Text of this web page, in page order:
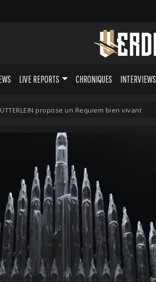
LIVE REPORTS CHRONIQUES INTERVIEWS
propose un Requiem bien vivant